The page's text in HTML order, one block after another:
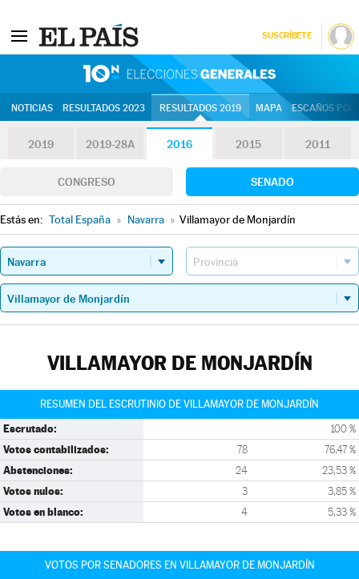
SUSCRÍBETE
NOTICIAS RESULTADOS 2023 RESULTADOS 2019 MAPA ESCAÑOS
2019 2019-28A 2016 2015 2011
CONGRESO SENADO
Estás en: Total España » Navarra » Villamayor de Monjardín
VILLAMAYOR DE MONJARDÍN
RESUMEN DEL ESCRUTINIO DE VILLAMAYOR DE MONJARDÍN
Escrutado: 100 %
Votos contabilizados: 78 76,47 %
Abstenciones: 24 23,53 %
Votos nulos: 3 3,85 %
Votos en blanco: 4 5,33 %
VOTOS POR SENADORES EN VILLAMAYOR DE MONJARDÍN